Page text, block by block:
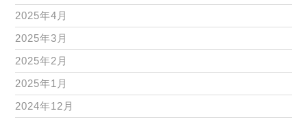
2025年4月
2025年3月
2025年2月
2025年1月
2024年12月